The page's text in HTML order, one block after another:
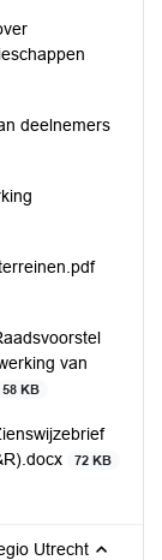
deelnemers
van
58 KB
72 KB
Utrecht